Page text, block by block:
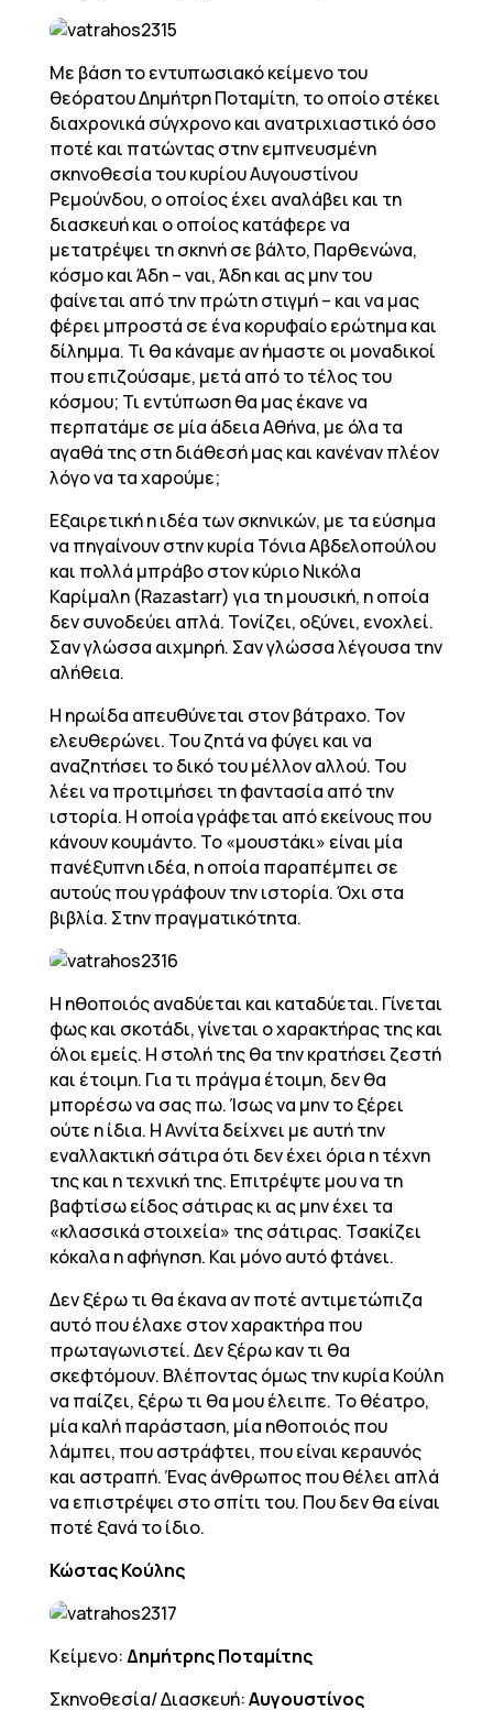
Με βάση το εντυπωσιακό κείμενο του
θεόρατου Δημήτρη Ποταμίτη, το οποίο στέκει
διαχρονικά σύγχρονο και ανατριχιαστικό όσο
ποτέ και πατώντας στην εμπνευσμένη
σκηνοθεσία του κυρίου Αυγουστίνου
Ρεμούνδου, ο οποίος έχει αναλάβει και τη
διασκευή και ο οποίος κατάφερε να
μετατρέψει τη σκηνή σε βάλτο, Παρθενώνα,
κόσμο και Άδη – ναι, Άδη και ας μην του
φαίνεται από την πρώτη στιγμή – και να μας
φέρει μπροστά σε ένα κορυφαίο ερώτημα και
δίλημμα. Τι θα κάναμε αν ήμαστε οι μοναδικοί
που επιζούσαμε, μετά από το τέλος του
κόσμου; Τι εντύπωση θα μας έκανε να
περπατάμε σε μία άδεια Αθήνα, με όλα τα
αγαθά της στη διάθεσή μας και κανέναν πλέον
λόγο να τα χαρούμε;
Εξαιρετική η ιδέα των σκηνικών, με τα εύσημα
να πηγαίνουν στην κυρία Τόνια Αβδελοπούλου
και πολλά μπράβο στον κύριο Νικόλα
Καρίμαλη (Razastarr) για τη μουσική, η οποία
δεν συνοδεύει απλά. Τονίζει, οξύνει, ενοχλεί.
Σαν γλώσσα αιχμηρή. Σαν γλώσσα λέγουσα την
αλήθεια.
Η ηρωίδα απευθύνεται στον βάτραχο. Τον
ελευθερώνει. Του ζητά να φύγει και να
αναζητήσει το δικό του μέλλον αλλού. Του
λέει να προτιμήσει τη φαντασία από την
ιστορία. Η οποία γράφεται από εκείνους που
κάνουν κουμάντο. Το «μουστάκι» είναι μία
πανέξυπνη ιδέα, η οποία παραπέμπει σε
αυτούς που γράφουν την ιστορία. Όχι στα
βιβλία. Στην πραγματικότητα.
Η ηθοποιός αναδύεται και καταδύεται. Γίνεται
φως και σκοτάδι, γίνεται ο χαρακτήρας της και
όλοι εμείς. Η στολή της θα την κρατήσει ζεστή
και έτοιμη. Για τι πράγμα έτοιμη, δεν θα
μπορέσω να σας πω. Ίσως να μην το ξέρει
ούτε η ίδια. Η Αννίτα δείχνει με αυτή την
εναλλακτική σάτιρα ότι δεν έχει όρια η τέχνη
της και η τεχνική της. Επιτρέψτε μου να τη
βαφτίσω είδος σάτιρας κι ας μην έχει τα
«κλασσικά στοιχεία» της σάτιρας. Τσακίζει
κόκαλα η αφήγηση. Και μόνο αυτό φτάνει.
Δεν ξέρω τι θα έκανα αν ποτέ αντιμετώπιζα
αυτό που έλαχε στον χαρακτήρα που
πρωταγωνιστεί. Δεν ξέρω καν τι θα
σκεφτόμουν. Βλέποντας όμως την κυρία Κούλη
να παίζει, ξέρω τι θα μου έλειπε. Το θέατρο,
μία καλή παράσταση, μία ηθοποιός που
λάμπει, που αστράφτει, που είναι κεραυνός
και αστραπή. Ένας άνθρωπος που θέλει απλά
να επιστρέψει στο σπίτι του. Που δεν θα είναι
ποτέ ξανά το ίδιο.
Κώστας Κούλης
Κείμενο:Δημήτρης Ποταμίτης
Σκηνοθεσία/ Διασκευή:Αυγουστίνος